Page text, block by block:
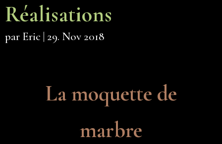
Réalisations
par Eric | 29. Nov 2018
La moquette de
marbre